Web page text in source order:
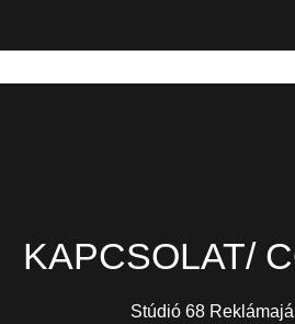
KAPCSOLAT/
Stúdió 68